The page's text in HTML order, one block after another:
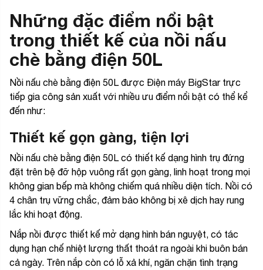
Những đặc điểm nổi bật
trong thiết kế của nồi nấu
chè bằng điện 50L
Nồi nấu chè bằng điện 50L được Điện máy BigStar trực
tiếp gia công sản xuất với nhiều ưu điểm nổi bật có thể kể
đến như:
Thiết kế gọn gàng, tiện lợi
Nồi nấu chè bằng điện 50L có thiết kế dạng hình trụ đứng
đặt trên bệ đỡ hộp vuông rất gọn gàng, linh hoạt trong mọi
không gian bếp mà không chiếm quá nhiều diện tích. Nồi có
4 chân trụ vững chắc, đảm bảo không bị xê dịch hay rung
lắc khi hoạt động.
Nắp nồi được thiết kế mở dạng hình bán nguyệt, có tác
dụng hạn chế nhiệt lượng thất thoát ra ngoài khi buôn bán
cả ngày. Trên nắp còn có lỗ xả khí, ngăn chặn tình trạng